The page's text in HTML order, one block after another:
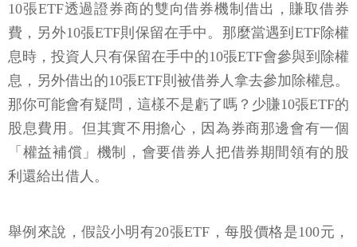
10張ETF透過證券商的雙向借券機制借出，賺取借券
費，另外10張ETF則保留在手中。那麼當遇到ETF除權
息時，投資人只有保留在手中的10張ETF會參與到除權
息，另外借出的10張ETF則被借券人拿去參加除權息。
那你可能會有疑問，這樣不是虧了嗎？少賺10張ETF的
股息費用。但其實不用擔心，因為券商那邊會有一個
「權益補償」機制，會要借券人把借券期間領有的股
利還給出借人。
舉例來說，假設小明有20張ETF，每股價格是100元，